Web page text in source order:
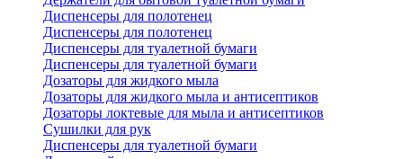
Диспенсеры для полотенец
Диспенсеры для полотенец
Диспенсеры для туалетной бумаги
Диспенсеры для туалетной бумаги
Дозаторы для жидкого мыла
Дозаторы для жидкого мыла и антисептиков
Дозаторы локтевые для мыла и антисептиков
Сушилки для рук
Диспенсеры для туалетной бумаги